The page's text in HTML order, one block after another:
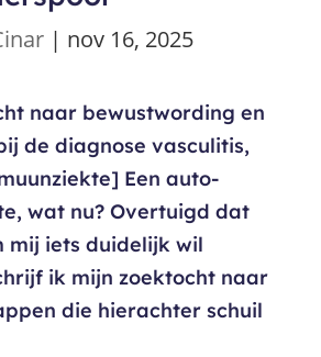
| nov 16, 2025
naar bewustwording en
de diagnose vasculitis,
Een auto-
wat nu? Overtuigd dat
mij iets duidelijk wil
ik mijn zoektocht naar
die hierachter schuil